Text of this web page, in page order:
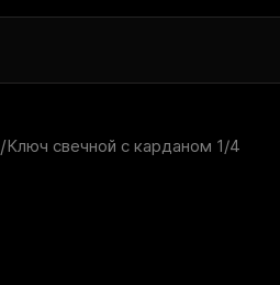
/Ключ свечной с карданом 1/4